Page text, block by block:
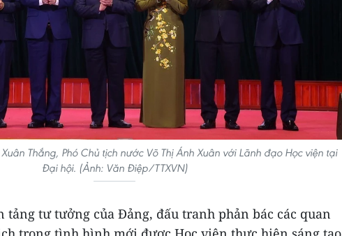
Thắng, Phó Chủ tịch nước Võ Thị Ánh Xuân với Lãnh đạo Học viện tại
Đại hội. (Ảnh: Văn Điệp/TTXVN)
tảng tư tưởng của Đảng, đấu tranh phản bác các quan